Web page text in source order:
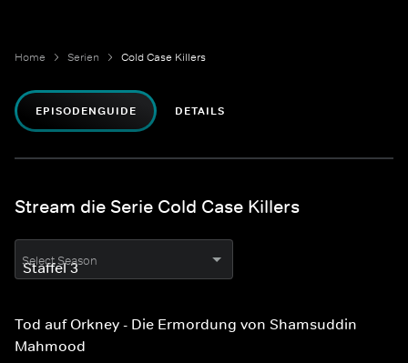
Home Serien Cold Case Killers
EPISODENGUIDE DETAILS
Stream die Serie Cold Case Killers
Select Season
Tod auf Orkney - Die Ermordung von Shamsuddin
Mahmood